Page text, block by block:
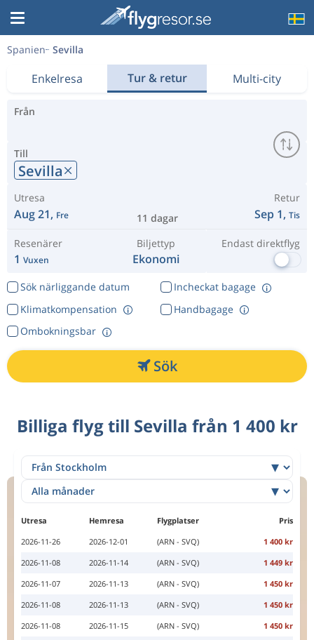
Spanien Sevilla
Enkelresa Tur & retur Multi-city
Från
Till
Sevilla
Utresa
Aug 21, Fre 11 dagar
Retur
Sep 1, Tis
Resenärer
1 Vuxen
Biljettyp
Ekonomi
Endast direktflyg
Sök närliggande datum
Incheckat bagage
Klimatkompensation
Ombokningsbar
Handbagage
Sök
Billiga flyg till Sevilla från 1 400 kr
Utresa Hemresa Flygplatser
Pris
2026-11-26
2026-12-01 (ARN - SVQ)
1 400 kr
2026-11-08
2026-11-14 (ARN - SVQ)
1 449 kr
2026-11-07
2026-11-13 (ARN - SVQ)
1 450 kr
2026-11-08
2026-11-13 (ARN - SVQ)
1 450 kr
2026-11-08
2026-11-15 (ARN - SVQ)
1 450 kr